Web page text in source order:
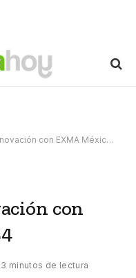
con EXMA México 2024
con
3 minutos de lectura